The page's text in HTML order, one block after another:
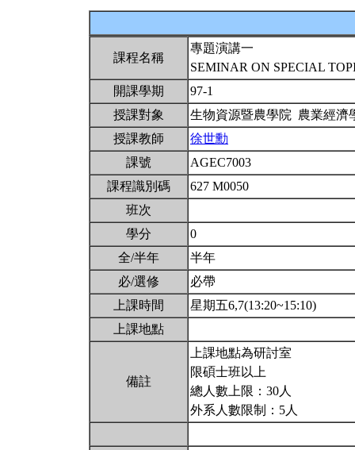
課程名稱
專題演講一
SEMINAR ON SPECIAL
開課學期
97-1
授課對象
生物資源暨農學院 農業經
授課教師
徐世勳
課號
AGEC7003
課程識別碼
627 M0050
班次
學分
0
全/半年
半年
必/選修
必帶
上課時間
星期五6,7(13:20~15:10)
上課地點
備註
上課地點為研討室
限碩士班以上
總人數上限：30人
外系人數限制：5人